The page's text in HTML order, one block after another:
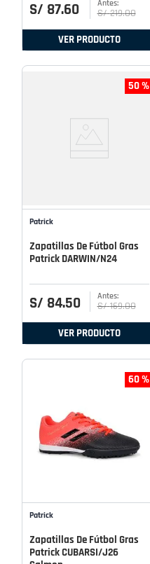
S/ 87.60 S/ 219.00
VER PRODUCTO
50 %
Patrick
Zapatillas De Fútbol Gras
Patrick DARWIN/N24
S/ 84.50 S/ 169.00
VER PRODUCTO
60 %
Patrick
Zapatillas De Fútbol Gras
Patrick CUBARSI/J26